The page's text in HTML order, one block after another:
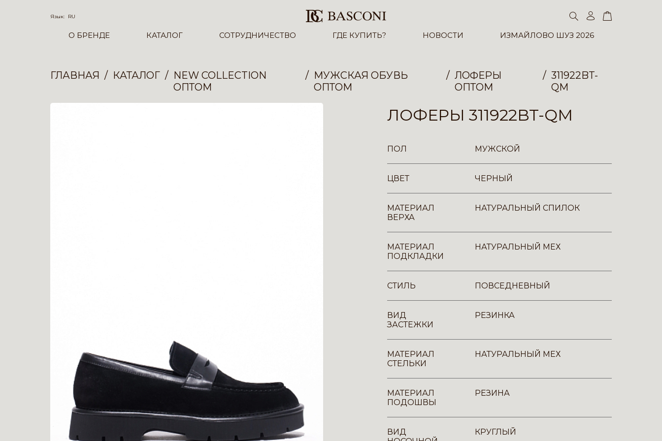
Язык: RU
О БРЕНДЕ КАТАЛОГ СОТРУДНИЧЕСТВО ГДЕ КУПИТЬ? НОВОСТИ ИЗМАЙЛОВО ШУЗ 2026
ГЛАВНАЯ КАТАЛОГ
NEW COLLECTION
ОПТОМ
МУЖСКАЯ ОБУВЬ
ОПТОМ
ЛОФЕРЫ
ОПТОМ
311922BT-
QM
ЛОФЕРЫ 311922BT-QM
ПОЛ МУЖСКОЙ
ЦВЕТ ЧЕРНЫЙ
МАТЕРИАЛ
ВЕРХА
НАТУРАЛЬНЫЙ СПИЛОК
МАТЕРИАЛ
ПОДКЛАДКИ
НАТУРАЛЬНЫЙ МЕХ
СТИЛЬ ПОВСЕДНЕВНЫЙ
ВИД
ЗАСТЕЖКИ
РЕЗИНКА
МАТЕРИАЛ
СТЕЛЬКИ
НАТУРАЛЬНЫЙ МЕХ
МАТЕРИАЛ
ПОДОШВЫ
РЕЗИНА
ВИД
КРУГЛЫЙ